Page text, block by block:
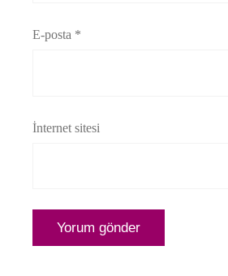
E-posta *
İnternet sitesi